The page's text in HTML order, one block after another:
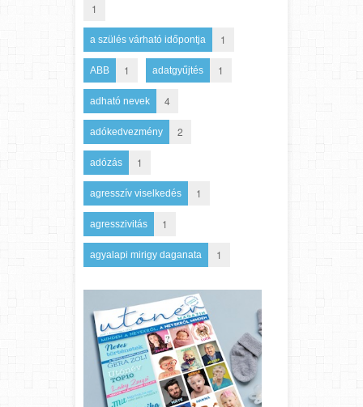
1
a szülés várható időpontja 1
ABB 1 adatgyűjtés 1
adható nevek 4
adókedvezmény 2
adózás 1
agresszív viselkedés 1
agresszivitás 1
agyalapi mirigy daganata 1